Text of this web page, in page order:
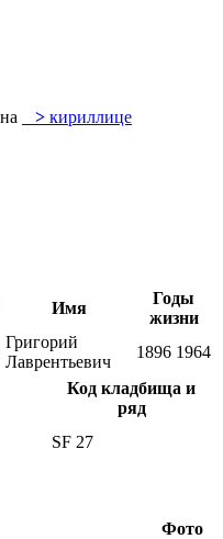
> кириллице
Имя
Годы
жизни
Григорий
Лаврентьевич
1896 1964
Код кладбища и
ряд
SF 27
Фото